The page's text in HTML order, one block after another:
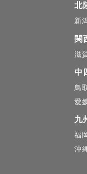
ください❗️ポージ
影時の光に配慮し
認いただきたいこと
ジュール上✖️でも調
、早朝の返信は控
たま市🏠から撮影
請求させていただき
北
新
関
滋
中
鳥
愛
九
福
沖